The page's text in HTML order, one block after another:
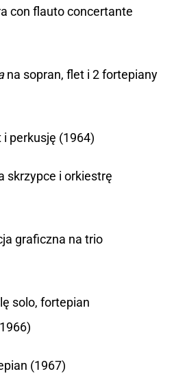
con flauto concertante
na sopran, flet i 2 fortepiany
perkusję (1964)
skrzypce i orkiestrę
graficzna na trio
solo, fortepian
(1967)